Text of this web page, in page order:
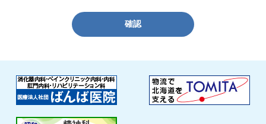
確認